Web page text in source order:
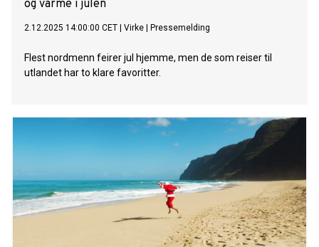
og varme i julen
2.12.2025 14:00:00 CET Virke Pressemelding
Flest nordmenn feirer jul hjemme, men de som reiser til
utlandet har to klare favoritter.